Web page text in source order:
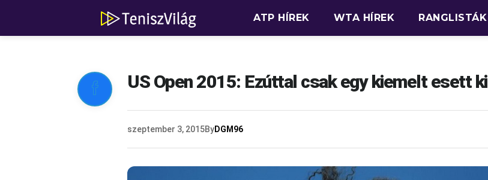
ATP HÍREK WTA HÍREK RANGLISTÁK
 US Open 2015: Ezúttal csak egy kiemelt esett ki
szeptember 3, 2015ByDGM96